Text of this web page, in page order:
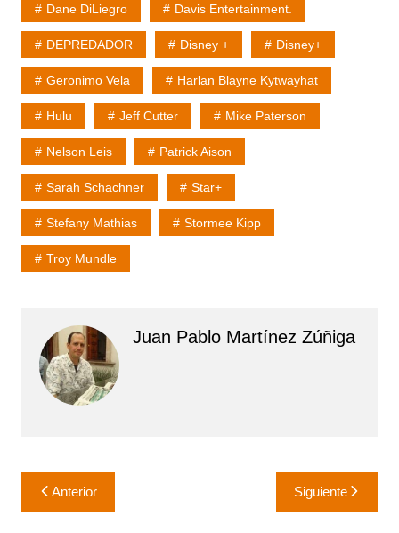
Dane DiLiegro Davis Entertainment.
DEPREDADOR Disney + Disney+
Geronimo Vela Harlan Blayne Kytwayhat
Hulu Jeff Cutter Mike Paterson
Nelson Leis Patrick Aison
Sarah Schachner Star+
Stefany Mathias Stormee Kipp
Troy Mundle
Juan Pablo Martínez Zúñiga
Navegación
de
Anterior Siguiente